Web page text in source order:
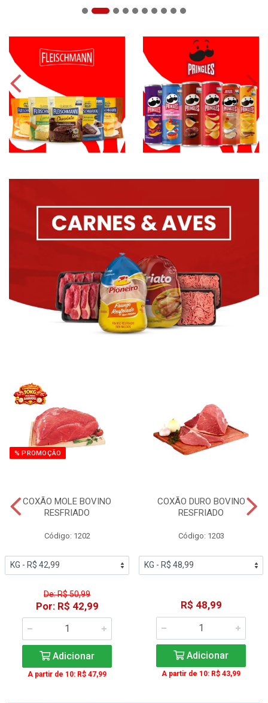
% PROMOÇÃO
COXÃO MOLE BOVINO
RESFRIADO
Código: 1202
De: R$ 50,99
Por: R$ 42,99
Adicionar
A partir de 10: R$ 47,99
COXÃO DURO BOVINO
RESFRIADO
Código: 1203
R$ 48,99
Adicionar
A partir de 10: R$ 43,99